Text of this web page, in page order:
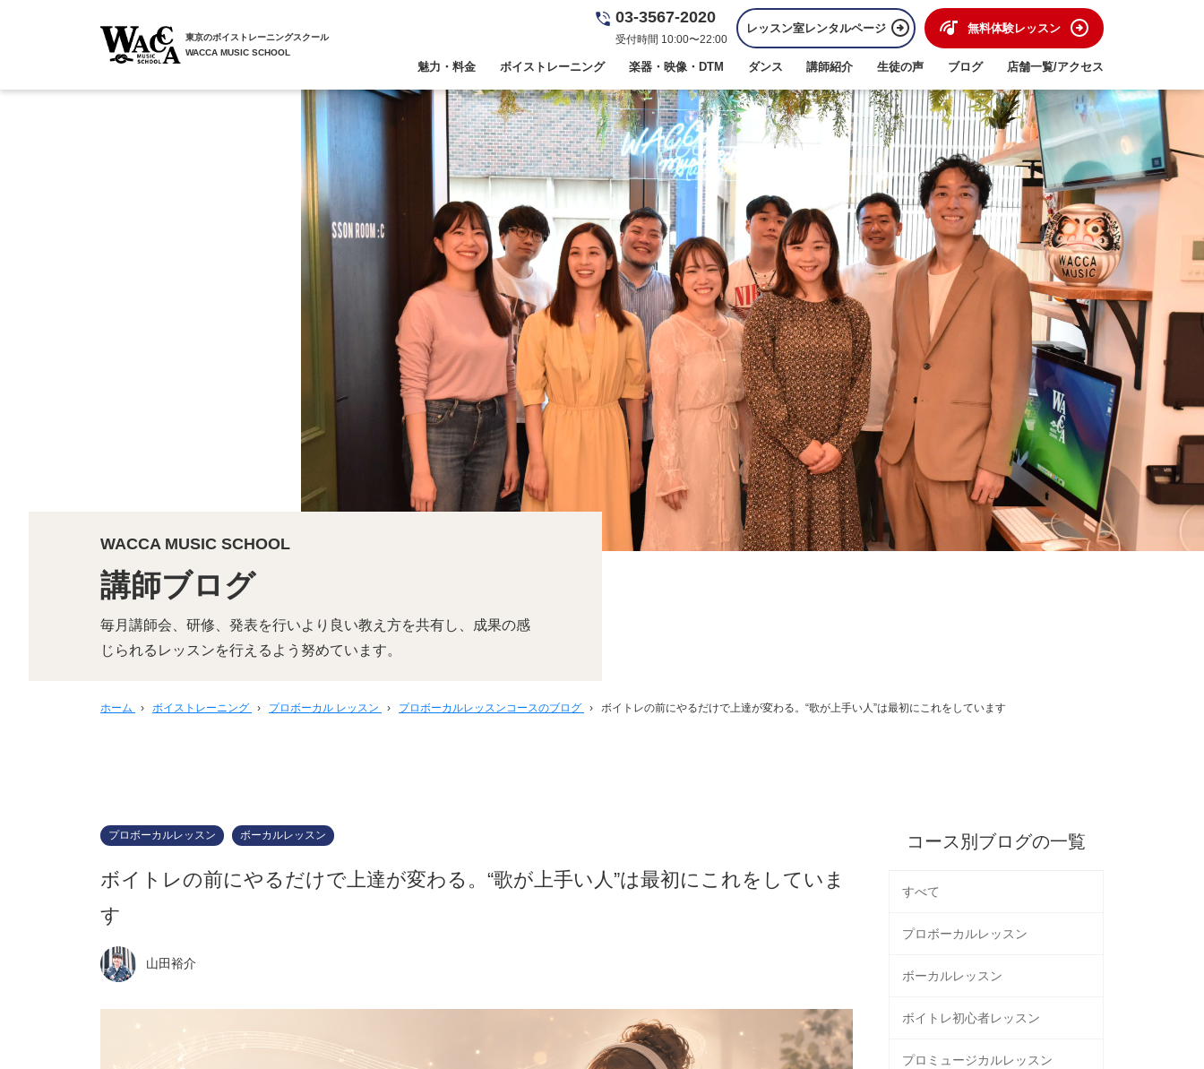
東京のボイストレーニングスクール
WACCA MUSIC SCHOOL
03-3567-2020
受付時間 10:00〜22:00
レッスン室レンタルページ 無料体験レッスン
魅力・料金 ボイストレーニング 楽器・映像・DTM ダンス 講師紹介 生徒の声 ブログ 店舗一覧/アクセス
WACCA MUSIC SCHOOL
講師ブログ
毎月講師会、研修、発表を行いより良い教え方を共有し、成果の感
じられるレッスンを行えるよう努めています。
ホーム › ボイストレーニング › プロボーカル レッスン › プロボーカルレッスンコースのブログ › ボイトレの前にやるだけで上達が変わる。“歌が上手い人”は最初にこれをしています
プロボーカルレッスン ボーカルレッスン
ボイトレの前にやるだけで上達が変わる。“歌が上手い人”は最初にこれをしていま
す
山田裕介
コース別ブログの一覧
すべて
プロボーカルレッスン
ボーカルレッスン
ボイトレ初心者レッスン
プロミュージカルレッスン